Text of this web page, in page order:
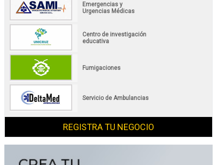
Emergencias y
Urgencias Médicas
Centro de investigación
educativa
Fumigaciones
Servicio de Ambulancias
REGISTRA TU NEGOCIO